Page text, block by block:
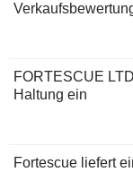
FORTESCUE
Haltung ein
Fortescue liefert